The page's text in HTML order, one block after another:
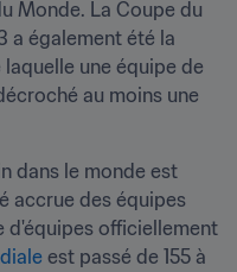
Monde. La Coupe du
a également été la
une équipe de
au moins une
dans le monde est
accrue des équipes
d'équipes officiellement
est passé de 155 à